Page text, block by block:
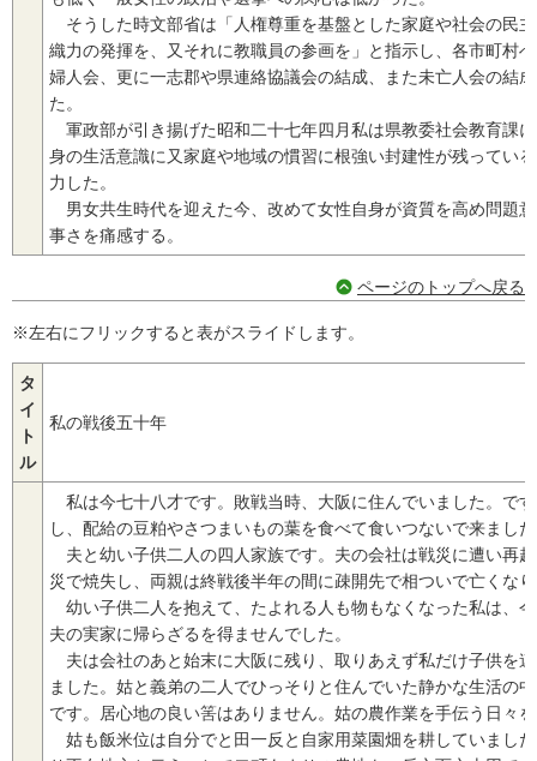
そうした時文部省は「人権尊重を基盤とした家庭や社会の民
織力の発揮を、又それに教職員の参画を」と指示し、各市町村
婦人会、更に一志郡や県連絡協議会の結成、また未亡人会の結
た。
軍政部が引き揚げた昭和二十七年四月私は県教委社会教育課
身の生活意識に又家庭や地域の慣習に根強い封建性が残ってい
力した。
男女共生時代を迎えた今、改めて女性自身が資質を高め問題
事さを痛感する。
ページのトップへ戻る
※左右にフリックすると表がスライドします。
タ
イ
ト
ル
私の戦後五十年
私は今七十八才です。敗戦当時、大阪に住んでいました。で
し、配給の豆粕やさつまいもの葉を食べて食いつないで来まし
夫と幼い子供二人の四人家族です。夫の会社は戦災に遭い再
災で焼失し、両親は終戦後半年の間に疎開先で相ついで亡くな
幼い子供二人を抱えて、たよれる人も物もなくなった私は、
夫の実家に帰らざるを得ませんでした。
夫は会社のあと始末に大阪に残り、取りあえず私だけ子供を
ました。姑と義弟の二人でひっそりと住んでいた静かな生活の
です。居心地の良い筈はありません。姑の農作業を手伝う日々
姑も飯米位は自分でと田一反と自家用菜園畑を耕していまし